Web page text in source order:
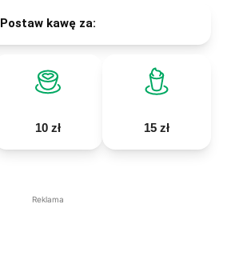
Postaw kawę za:
10 zł 15 zł
Reklama